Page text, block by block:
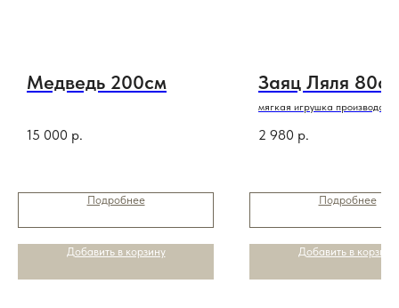
Медведь 200см
15 000 р.
Подробнее
Добавить в корзину
Заяц Ляля 80см
мягкая игрушка
2 980 р.
Подробнее
Добавить в корзину